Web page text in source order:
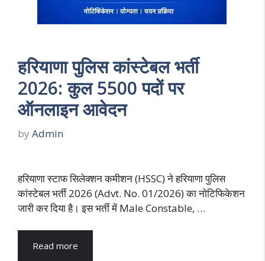
हरियाणा पुलिस कांस्टेबल भर्ती
2026: कुल 5500 पदों पर
ऑनलाइन आवेदन
by Admin
हरियाणा स्टाफ सिलेक्शन कमीशन (HSSC) ने हरियाणा पुलिस
कांस्टेबल भर्ती 2026 (Advt. No. 01/2026) का नोटिफिकेशन
जारी कर दिया है। इस भर्ती में Male Constable, …
Read more